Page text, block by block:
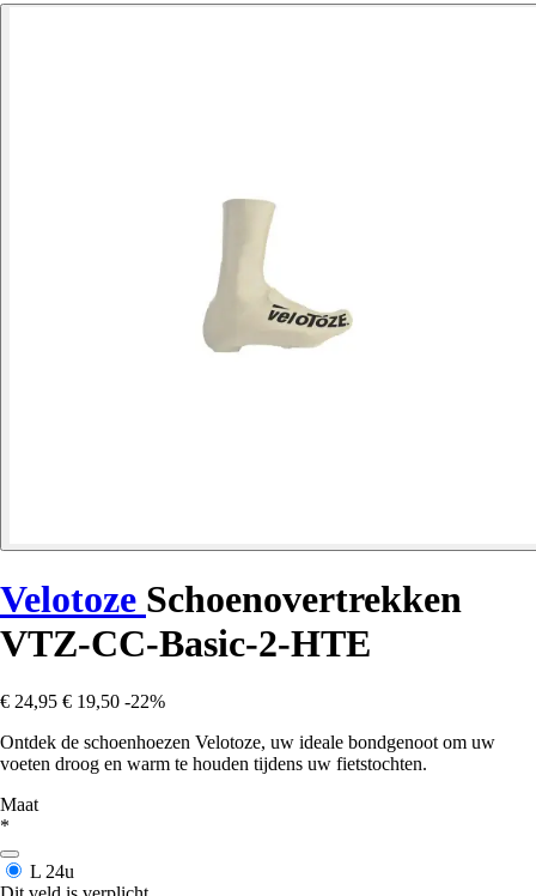
Velotoze Schoenovertrekken
VTZ-CC-Basic-2-HTE
€ 24,95 € 19,50 -22%
Ontdek de schoenhoezen Velotoze, uw ideale bondgenoot om uw
voeten droog en warm te houden tijdens uw fietstochten.
Maat
*
L 24u